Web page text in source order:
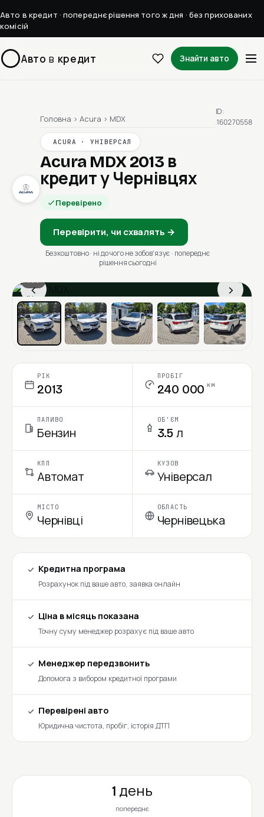
Авто в кредит · попереднє рішення того ж дня · без прихованих
комісій
Авто в кредит Знайти авто
Головна › Acura › MDX
ACURA · УНІВЕРСАЛ
Acura MDX 2013 в
кредит у Чернівцях
Перевірено
Перевірити, чи схвалять →
Безкоштовно · ні до чого не зобовʼязує · попереднє
рішення сьогодні
ID:
160270558
‹ ›
1 / 7
Ціна в місяць
РІК
2013
ПРОБІГ
240 000 км
ПАЛИВО
Бензин
ОБ'ЄМ
3.5 л
КПП
Автомат
КУЗОВ
Універсал
МІСТО
Чернівці
ОБЛАСТЬ
Чернівецька
Кредитна програма
Розрахунок під ваше авто, заявка онлайн
Ціна в місяць показана
Точну суму менеджер розрахує під ваше авто
Менеджер передзвонить
Допомога з вибором кредитної програми
Перевірені авто
Юридична чистота, пробіг, історія ДТП
1 день
попереднє